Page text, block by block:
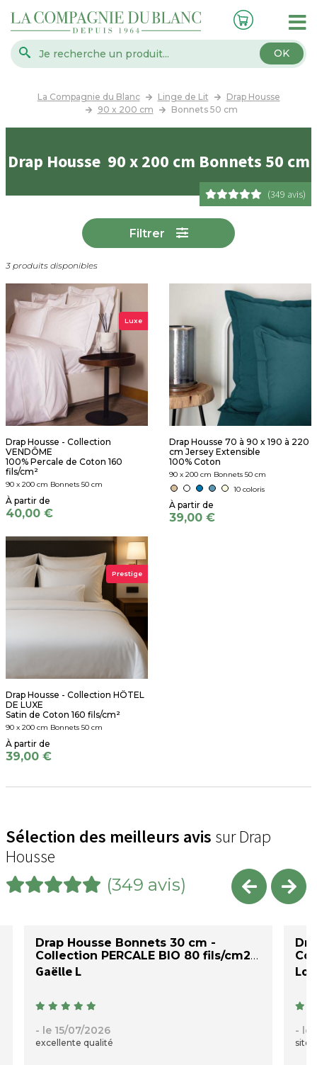
OK
La Compagnie du Blanc Linge de Lit
Drap Housse
90 x 200 cm
Bonnets 50 cm
Drap Housse 90 x 200 cm Bonnets 50 cm
(349 avis)
Filtrer
3 produits disponibles
Luxe
Drap Housse - Collection
VENDÔME
100% Percale de Coton 160
fils/cm²
90 x 200 cm Bonnets 50 cm
40,00 €
Drap Housse 70 à 90 x 190 à 220
cm Jersey Extensible
100% Coton
90 x 200 cm Bonnets 50 cm
10 coloris
39,00 €
Prestige
Drap Housse - Collection HÔTEL
DE LUXE
Satin de Coton 160 fils/cm²
90 x 200 cm Bonnets 50 cm
39,00 €
Sélection des meilleurs avis sur Drap
Housse
(349 avis)
Drap Housse Bonnets 30 cm -
Collection PERCALE BIO 80 fils/cm2
Gaëlle L
- le 15/07/2026
excellente qualité
- le
site